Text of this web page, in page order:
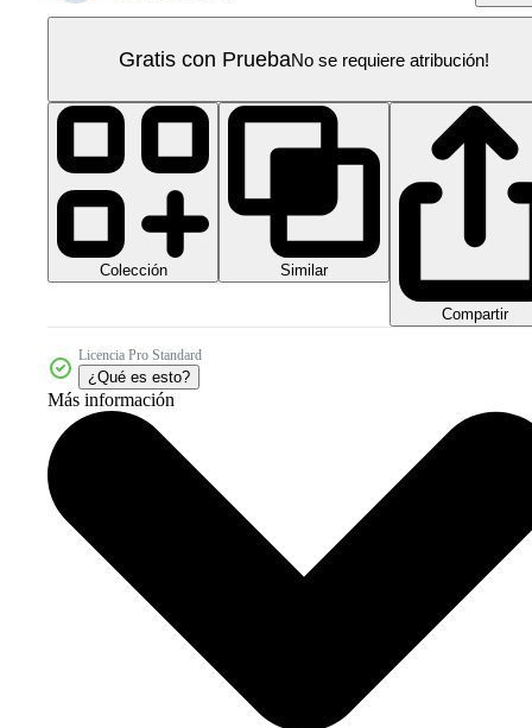
Gratis con PruebaNo se requiere atribución!
Colección Similar
Compartir
Licencia Pro Standard
¿Qué es esto?
Más información